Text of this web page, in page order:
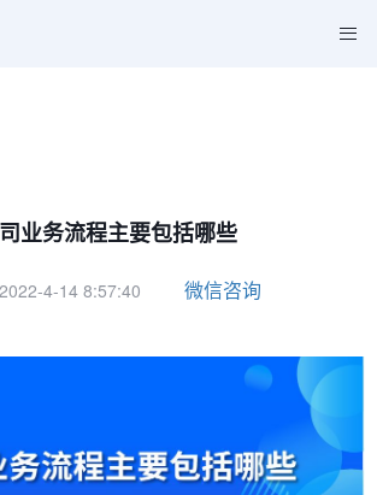
业务流程主要包括哪些
4-14 8:57:40 微信咨询